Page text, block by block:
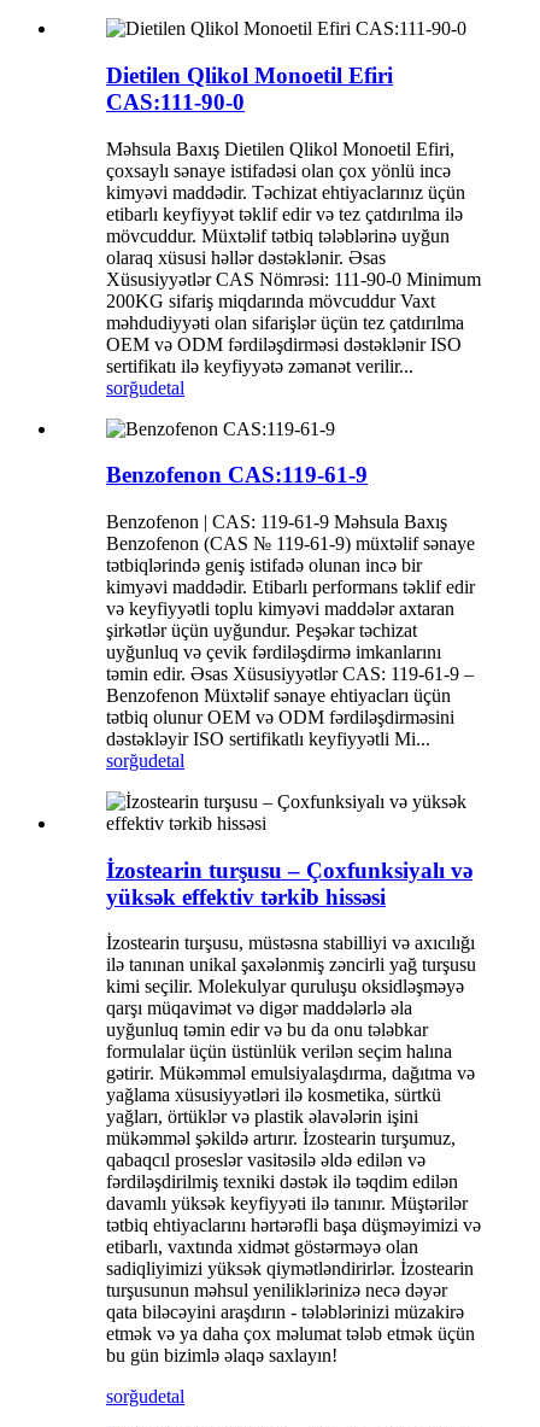
Dietilen Qlikol Monoetil Efiri
CAS:111-90-0
Məhsula Baxış Dietilen Qlikol Monoetil Efiri,
çoxsaylı sənaye istifadəsi olan çox yönlü incə
kimyəvi maddədir. Təchizat ehtiyaclarınız üçün
etibarlı keyfiyyət təklif edir və tez çatdırılma ilə
mövcuddur. Müxtəlif tətbiq tələblərinə uyğun
olaraq xüsusi həllər dəstəklənir. Əsas
Xüsusiyyətlər CAS Nömrəsi: 111-90-0 Minimum
200KG sifariş miqdarında mövcuddur Vaxt
məhdudiyyəti olan sifarişlər üçün tez çatdırılma
OEM və ODM fərdiləşdirməsi dəstəklənir ISO
sertifikatı ilə keyfiyyətə zəmanət verilir...
sorğudetal
Benzofenon CAS:119-61-9
Benzofenon | CAS: 119-61-9 Məhsula Baxış
Benzofenon (CAS № 119-61-9) müxtəlif sənaye
tətbiqlərində geniş istifadə olunan incə bir
kimyəvi maddədir. Etibarlı performans təklif edir
və keyfiyyətli toplu kimyəvi maddələr axtaran
şirkətlər üçün uyğundur. Peşəkar təchizat
uyğunluq və çevik fərdiləşdirmə imkanlarını
təmin edir. Əsas Xüsusiyyətlər CAS: 119-61-9 –
Benzofenon Müxtəlif sənaye ehtiyacları üçün
tətbiq olunur OEM və ODM fərdiləşdirməsini
dəstəkləyir ISO sertifikatlı keyfiyyətli Mi...
sorğudetal
İzostearin turşusu – Çoxfunksiyalı və
yüksək effektiv tərkib hissəsi
İzostearin turşusu, müstəsna stabilliyi və axıcılığı
ilə tanınan unikal şaxələnmiş zəncirli yağ turşusu
kimi seçilir. Molekulyar quruluşu oksidləşməyə
qarşı müqavimət və digər maddələrlə əla
uyğunluq təmin edir və bu da onu tələbkar
formulalar üçün üstünlük verilən seçim halına
gətirir. Mükəmməl emulsiyalaşdırma, dağıtma və
yağlama xüsusiyyətləri ilə kosmetika, sürtkü
yağları, örtüklər və plastik əlavələrin işini
mükəmməl şəkildə artırır. İzostearin turşumuz,
qabaqcıl proseslər vasitəsilə əldə edilən və
fərdiləşdirilmiş texniki dəstək ilə təqdim edilən
davamlı yüksək keyfiyyəti ilə tanınır. Müştərilər
tətbiq ehtiyaclarını hərtərəfli başa düşməyimizi və
etibarlı, vaxtında xidmət göstərməyə olan
sadiqliyimizi yüksək qiymətləndirirlər. İzostearin
turşusunun məhsul yeniliklərinizə necə dəyər
qata biləcəyini araşdırın - tələblərinizi müzakirə
etmək və ya daha çox məlumat tələb etmək üçün
bu gün bizimlə əlaqə saxlayın!
sorğudetal